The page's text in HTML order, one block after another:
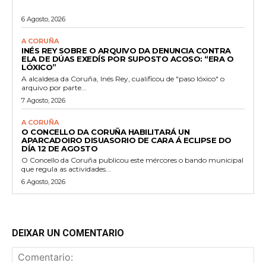
6 Agosto, 2026
A CORUÑA
INÉS REY SOBRE O ARQUIVO DA DENUNCIA CONTRA
ELA DE DÚAS EXEDÍS POR SUPOSTO ACOSO: “ERA O
LÓXICO”
A alcaldesa da Coruña, Inés Rey, cualificou de "paso lóxico" o
arquivo por parte...
7 Agosto, 2026
A CORUÑA
O CONCELLO DA CORUÑA HABILITARÁ UN
APARCADOIRO DISUASORIO DE CARA Á ECLIPSE DO
DÍA 12 DE AGOSTO
O Concello da Coruña publicou este mércores o bando municipal
que regula as actividades...
6 Agosto, 2026
DEIXAR UN COMENTARIO